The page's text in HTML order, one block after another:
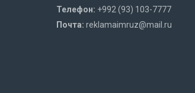
Телефон: +992 (93) 103-7777
Почта: reklamaimruz@mail.ru